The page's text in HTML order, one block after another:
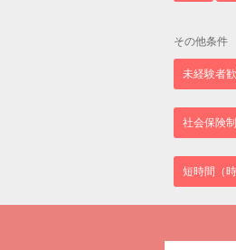
その他条件
未経験者
社会保険
短時間（時